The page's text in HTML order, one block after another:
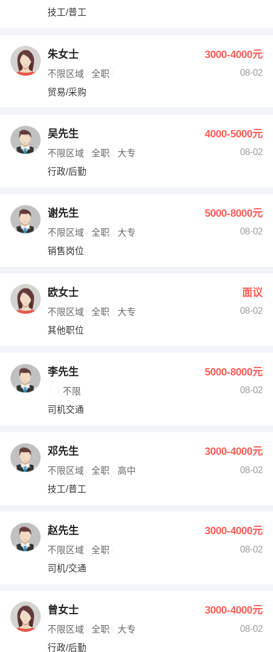
技工/普工
朱女士 3000-4000元
不限区域 全职
08-02
贸易/采购
吴先生 4000-5000元
不限区域 全职 大专
08-02
行政/后勤
谢先生 5000-8000元
不限区域 全职 大专
08-02
销售岗位
欧女士 面议
不限区域 全职 大专
08-02
其他职位
李先生 5000-8000元
不限
08-02
司机交通
邓先生 3000-4000元
不限区域 全职 高中
08-02
技工/普工
赵先生 3000-4000元
不限区域 全职
08-02
司机/交通
曾女士 3000-4000元
不限区域 全职 大专
08-02
行政/后勤